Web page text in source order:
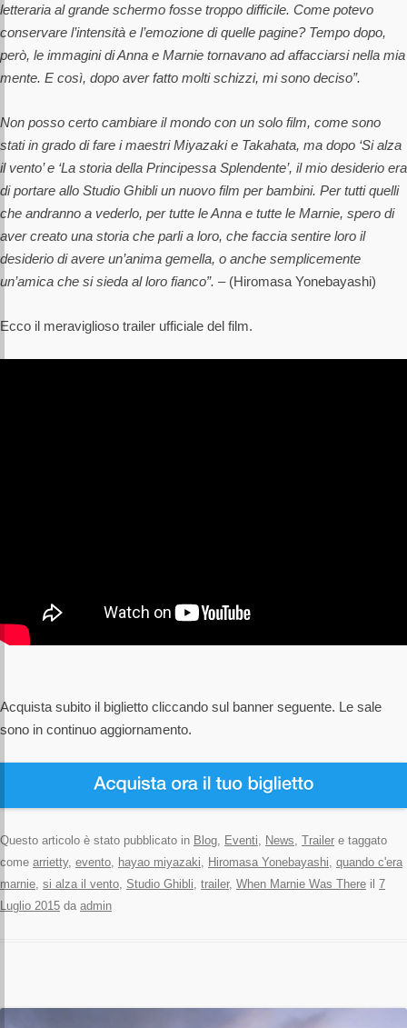
letteraria al grande schermo fosse troppo difficile. Come potevo
conservare l’intensità e l’emozione di quelle pagine? Tempo dopo,
però, le immagini di Anna e Marnie tornavano ad affacciarsi nella mia
mente. E così, dopo aver fatto molti schizzi, mi sono deciso”.
Non posso certo cambiare il mondo con un solo film, come sono
stati in grado di fare i maestri Miyazaki e Takahata, ma dopo ‘Si alza
il vento’ e ‘La storia della Principessa Splendente’, il mio desiderio era
di portare allo Studio Ghibli un nuovo film per bambini. Per tutti quelli
che andranno a vederlo, per tutte le Anna e tutte le Marnie, spero di
aver creato una storia che parli a loro, che faccia sentire loro il
desiderio di avere un’anima gemella, o anche semplicemente
un’amica che si sieda al loro fianco”. – (Hiromasa Yonebayashi)
Ecco il meraviglioso trailer ufficiale del film.
Acquista subito il biglietto cliccando sul banner seguente. Le sale
sono in continuo aggiornamento.
Questo articolo è stato pubblicato in Blog Eventi News Trailer e taggato
come arrietty, evento hayao miyazaki Hiromasa Yonebayashi quando c'era
marnie si alza il vento Studio Ghibli trailer, When Marnie Was There il 7
Luglio 2015 da admin